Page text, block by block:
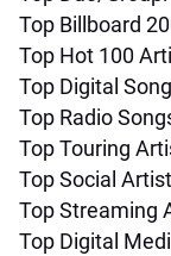
Top Billboard
Top Hot 100
Top Digital
Top Radio
Top Touring
Top Social
Top Streaming
Top Digital